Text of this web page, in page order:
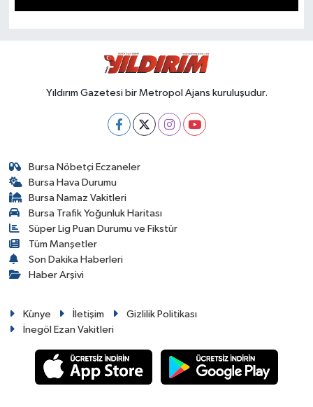
Yıldırım Gazetesi bir Metropol Ajans kuruluşudur.
Bursa Nöbetçi Eczaneler
Bursa Hava Durumu
Bursa Namaz Vakitleri
Bursa Trafik Yoğunluk Haritası
Süper Lig Puan Durumu ve Fikstür
Tüm Manşetler
Son Dakika Haberleri
Haber Arşivi
Künye İletişim
Gizlilik Politikası
İnegöl Ezan Vakitleri